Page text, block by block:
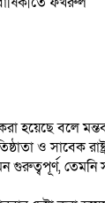
হয়েছে বলে
ও
তেমনি